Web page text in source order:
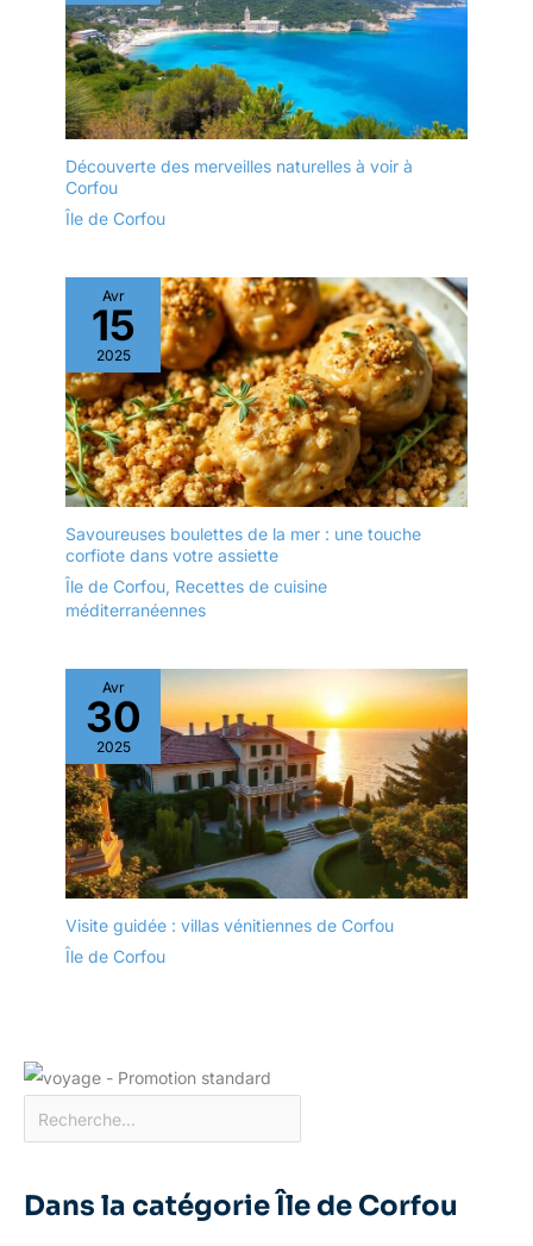
Découverte des merveilles naturelles à voir à
Corfou
Île de Corfou
Avr
15
2025
Savoureuses boulettes de la mer : une touche
corfiote dans votre assiette
Île de Corfou, Recettes de cuisine
méditerranéennes
Avr
30
2025
Visite guidée : villas vénitiennes de Corfou
Île de Corfou
Dans la catégorie Île de Corfou